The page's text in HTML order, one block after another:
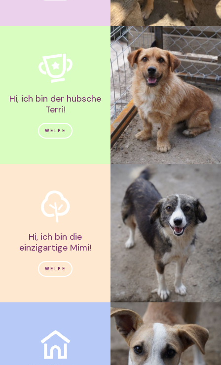
Hi, ich bin der hübsche
Terri!
WELPE
Hi, ich bin die
einzigartige Mimi!
WELPE